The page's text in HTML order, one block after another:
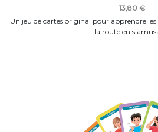
13,80 €
Un jeu de cartes original pour apprendre les
la route en